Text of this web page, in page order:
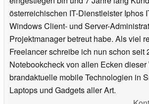
österreichischen IT-Dienstleister Iphos
Windows Client- und Server-
Projektmanager betreut habe. Als viel
Freelancer schreibe ich nun schon seit
Notebookcheck von allen Ecken
brandaktuelle mobile Technologien in
Laptops und Gadgets aller Art.